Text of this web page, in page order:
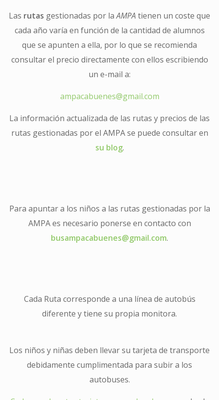
Las rutas gestionadas por laAMPA tienen un coste que
cada año varía en función de la cantidad de alumnos
que se apunten a ella, por lo que se recomienda
consultar el precio directamente con ellos escribiendo
un e-mail a:
ampacabuenes@gmail.com
La información actualizada de las rutas y precios de las
rutas gestionadas por el AMPA se puede consultar en
su blog.
Para apuntar a los niños a las rutas gestionadas por la
AMPA es necesario ponerse en contacto con
busampacabuenes@gmail.com.
Cada Ruta corresponde a una línea de autobús
diferente y tiene su propia monitora.
Los niños y niñas deben llevar su tarjeta de transporte
debidamente cumplimentada para subir a los
autobuses.